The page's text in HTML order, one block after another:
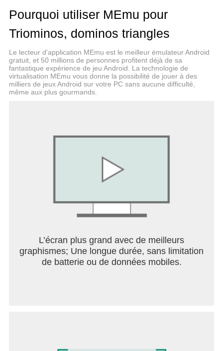
vous aider.
Le jeu de société Triominos ® est sous license
Pressman.
Pourquoi utiliser MEmu pour
Triominos, dominos triangles
Le lecteur d'application MEmu est le meilleur émulateur Android
gratuit, et 50 millions de personnes profitent déjà de sa
fantastique expérience de jeu Android. La technologie de
virtualisation MEmu vous donne la possibilité de jouer à des
milliers de jeux Android sur votre PC sans aucune difficulté,
même aux plus gourmands.
L’écran plus grand avec de meilleurs
graphismes; Une longue durée, sans limitation
de batterie ou de données mobiles.